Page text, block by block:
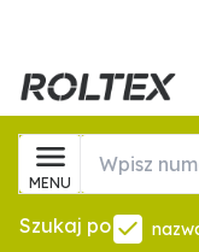
MENU
Szukaj po